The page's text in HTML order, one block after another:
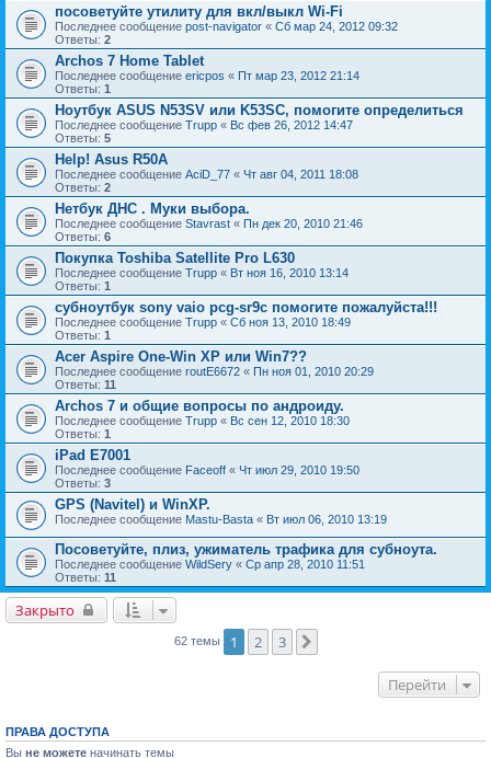
посоветуйте утилиту для вкл/выкл Wi-Fi
Последнее сообщение post-navigator « Сб мар 24, 2012 09:32
Ответы: 2
Archos 7 Home Tablet
Последнее сообщение ericpos « Пт мар 23, 2012 21:14
Ответы: 1
Ноутбук ASUS N53SV или K53SC, помогите определиться
Последнее сообщение Trupp « Вс фев 26, 2012 14:47
Ответы: 5
Help! Asus R50A
Последнее сообщение AciD_77 « Чт авг 04, 2011 18:08
Ответы: 2
Нетбук ДНС . Муки выбора.
Последнее сообщение Stavrast « Пн дек 20, 2010 21:46
Ответы: 6
Покупка Toshiba Satellite Pro L630
Последнее сообщение Trupp « Вт ноя 16, 2010 13:14
Ответы: 1
субноутбук sony vaio pcg-sr9c помогите пожалуйста!!!
Последнее сообщение Trupp « Сб ноя 13, 2010 18:49
Ответы: 1
Acer Aspire One-Win XP или Win7??
Последнее сообщение routE6672 « Пн ноя 01, 2010 20:29
Ответы: 11
Archos 7 и общие вопросы по андроиду.
Последнее сообщение Trupp « Вс сен 12, 2010 18:30
Ответы: 1
iPad E7001
Последнее сообщение Faceoff « Чт июл 29, 2010 19:50
Ответы: 3
GPS (Navitel) и WinXP.
Последнее сообщение Mastu-Basta « Вт июл 06, 2010 13:19
Посоветуйте, плиз, ужиматель трафика для субноута.
Последнее сообщение WildSery « Ср апр 28, 2010 11:51
Ответы: 11
Закрыто
62 темы 1 2 3
Перейти
ПРАВА ДОСТУПА
Вы не можете начинать темы